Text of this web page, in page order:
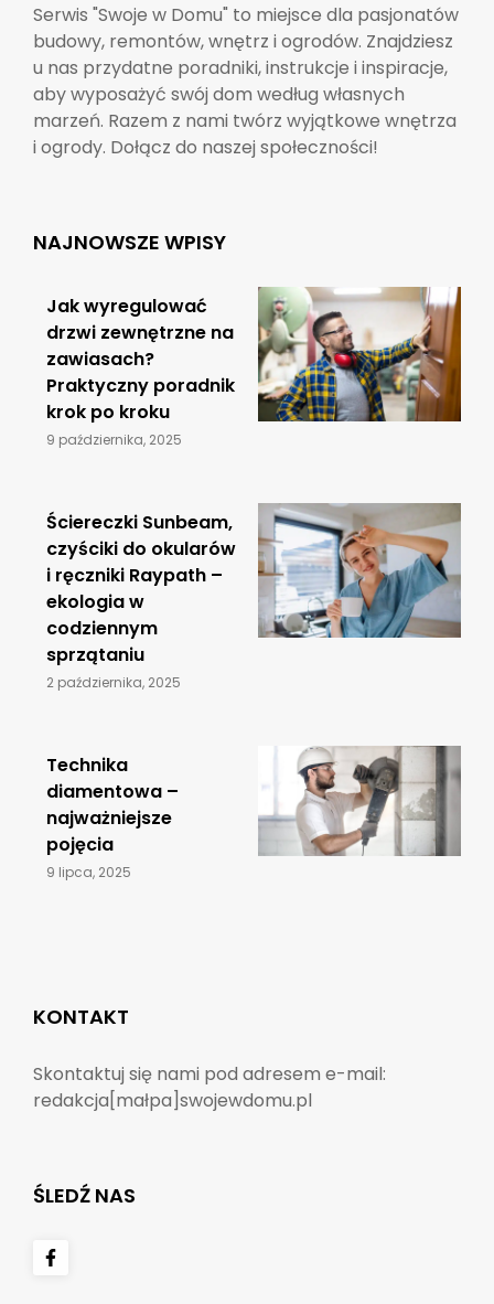
Serwis "Swoje w Domu" to miejsce dla pasjonatów
budowy, remontów, wnętrz i ogrodów. Znajdziesz
u nas przydatne poradniki, instrukcje i inspiracje,
aby wyposażyć swój dom według własnych
marzeń. Razem z nami twórz wyjątkowe wnętrza
i ogrody. Dołącz do naszej społeczności!
NAJNOWSZE WPISY
Jak wyregulować
drzwi zewnętrzne na
zawiasach?
Praktyczny poradnik
krok po kroku
9 października, 2025
Ściereczki Sunbeam,
czyściki do okularów
i ręczniki Raypath –
ekologia w
codziennym
sprzątaniu
2 października, 2025
​Technika
diamentowa –
najważniejsze
pojęcia
9 lipca, 2025
KONTAKT
Skontaktuj się nami pod adresem e-mail:
redakcja[małpa]swojewdomu.pl
ŚLEDŹ NAS